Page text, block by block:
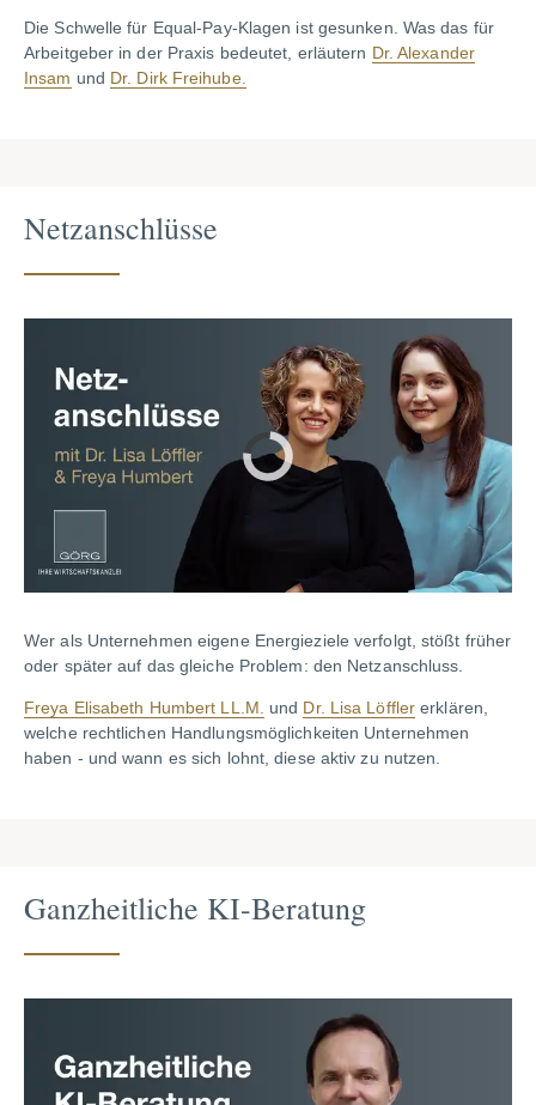
Die Schwelle für Equal-Pay-Klagen ist gesunken. Was das für
Arbeitgeber in der Praxis bedeutet, erläutern Dr. Alexander
Insam und Dr. Dirk Freihube.
Netzanschlüsse
Wer als Unternehmen eigene Energieziele verfolgt, stößt früher
oder später auf das gleiche Problem: den Netzanschluss.
Freya Elisabeth Humbert LL.M. und Dr. Lisa Löffler erklären,
welche rechtlichen Handlungsmöglichkeiten Unternehmen
haben - und wann es sich lohnt, diese aktiv zu nutzen.
Ganzheitliche KI-Beratung